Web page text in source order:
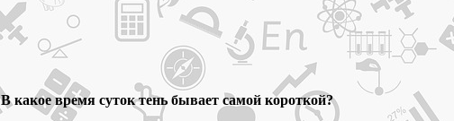
какое время суток тень бывает самой короткой?